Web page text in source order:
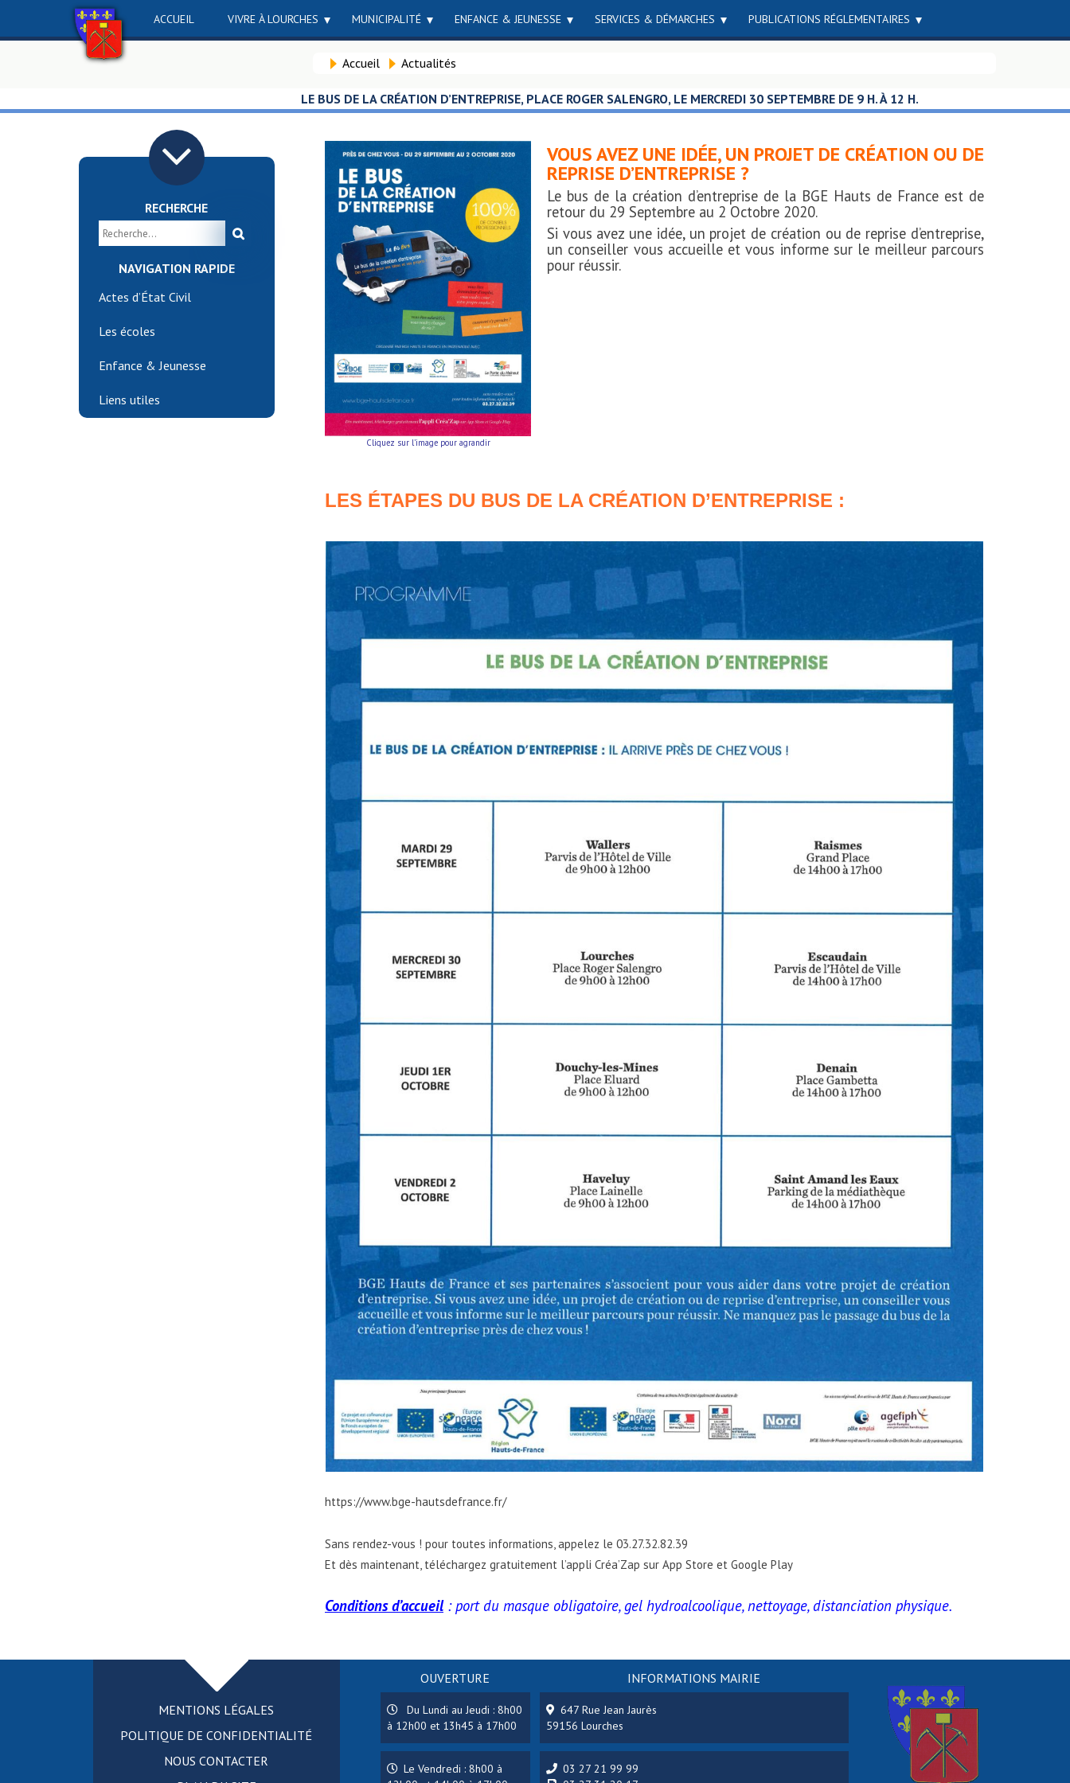
ACCUEIL VIVRE À LOURCHES MUNICIPALITÉ ENFANCE & JEUNESSE SERVICES & DÉMARCHES PUBLICATIONS RÉGLEMENTAIRES
Accueil Actualités
LE BUS DE LA CRÉATION D’ENTREPRISE, PLACE ROGER SALENGRO, LE MERCREDI 30 SEPTEMBRE DE 9 H. À 12 H.
RECHERCHE
NAVIGATION RAPIDE
Actes d’État Civil
Les écoles
Enfance & Jeunesse
Liens utiles
Cliquez sur l’image pour agrandir
VOUS AVEZ UNE IDÉE, UN PROJET DE CRÉATION OU DE
REPRISE D’ENTREPRISE ?
Le bus de la création d’entreprise de la BGE Hauts de France est de
retour du 29 Septembre au 2 Octobre 2020.
Si vous avez une idée, un projet de création ou de reprise d’entreprise,
un conseiller vous accueille et vous informe sur le meilleur parcours
pour réussir.
LES ÉTAPES DU BUS DE LA CRÉATION D’ENTREPRISE :
https://www.bge-hautsdefrance.fr/
Sans rendez-vous ! pour toutes informations, appelez le 03.27.32.82.39
Et dès maintenant, téléchargez gratuitement l’appli Créa’Zap sur App Store et Google Play
Conditions d’accueil: port du masque obligatoire, gel hydroalcoolique, nettoyage, distanciation physique.
MENTIONS LÉGALES
POLITIQUE DE CONFIDENTIALITÉ
NOUS CONTACTER
OUVERTURE
Du Lundi au Jeudi : 8h00
à 12h00 et 13h45 à 17h00
Le Vendredi : 8h00 à
INFORMATIONS MAIRIE
647 Rue Jean Jaurès
59156 Lourches
03 27 21 99 99